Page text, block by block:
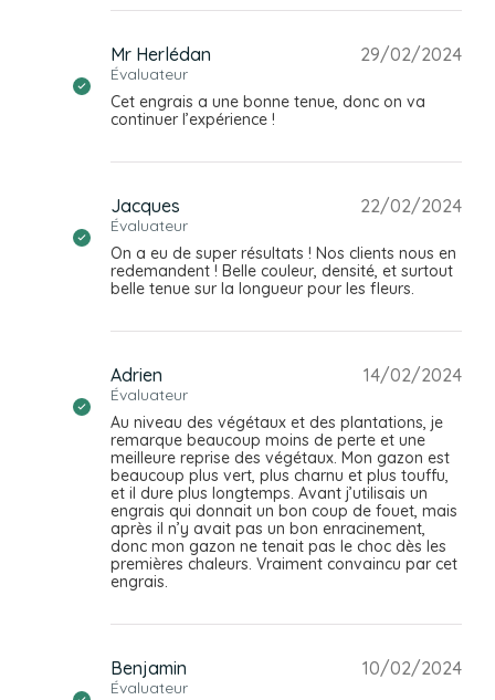
Mr Herlédan
Évaluateur
29/02/2024
Cet engrais a une bonne tenue, donc on va
continuer l’expérience !
Jacques
Évaluateur
22/02/2024
On a eu de super résultats ! Nos clients nous en
redemandent ! Belle couleur, densité, et surtout
belle tenue sur la longueur pour les fleurs.
Adrien
Évaluateur
14/02/2024
Au niveau des végétaux et des plantations, je
remarque beaucoup moins de perte et une
meilleure reprise des végétaux. Mon gazon est
beaucoup plus vert, plus charnu et plus touffu,
et il dure plus longtemps. Avant j’utilisais un
engrais qui donnait un bon coup de fouet, mais
après il n’y avait pas un bon enracinement,
donc mon gazon ne tenait pas le choc dès les
premières chaleurs. Vraiment convaincu par cet
engrais.
Benjamin
Évaluateur
10/02/2024